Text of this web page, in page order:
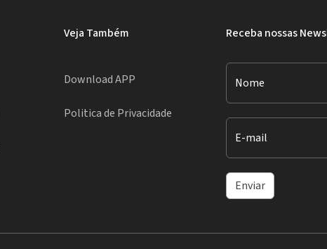
Veja Também
Download APP
Politica de Privacidade
Receba nossas
Nome
E-mail
Enviar